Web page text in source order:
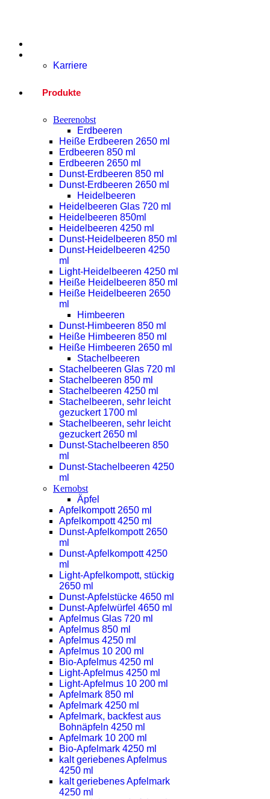
Karriere
Produkte
Beerenobst
Erdbeeren
Heiße Erdbeeren 2650 ml
Erdbeeren 850 ml
Erdbeeren 2650 ml
Dunst-Erdbeeren 850 ml
Dunst-Erdbeeren 2650 ml
Heidelbeeren
Heidelbeeren Glas 720 ml
Heidelbeeren 850ml
Heidelbeeren 4250 ml
Dunst-Heidelbeeren 850 ml
Dunst-Heidelbeeren 4250
ml
Light-Heidelbeeren 4250 ml
Heiße Heidelbeeren 850 ml
Heiße Heidelbeeren 2650
ml
Himbeeren
Dunst-Himbeeren 850 ml
Heiße Himbeeren 850 ml
Heiße Himbeeren 2650 ml
Stachelbeeren
Stachelbeeren Glas 720 ml
Stachelbeeren 850 ml
Stachelbeeren 4250 ml
Stachelbeeren, sehr leicht
gezuckert 1700 ml
Stachelbeeren, sehr leicht
gezuckert 2650 ml
Dunst-Stachelbeeren 850
ml
Dunst-Stachelbeeren 4250
ml
Kernobst
Äpfel
Apfelkompott 2650 ml
Apfelkompott 4250 ml
Dunst-Apfelkompott 2650
ml
Dunst-Apfelkompott 4250
ml
Light-Apfelkompott, stückig
2650 ml
Dunst-Apfelstücke 4650 ml
Dunst-Apfelwürfel 4650 ml
Apfelmus Glas 720 ml
Apfelmus 850 ml
Apfelmus 4250 ml
Apfelmus 10 200 ml
Bio-Apfelmus 4250 ml
Light-Apfelmus 4250 ml
Light-Apfelmus 10 200 ml
Apfelmark 850 ml
Apfelmark 4250 ml
Apfelmark, backfest aus
Bohnäpfeln 4250 ml
Apfelmark 10 200 ml
Bio-Apfelmark 4250 ml
kalt geriebenes Apfelmus
4250 ml
kalt geriebenes Apfelmark
4250 ml